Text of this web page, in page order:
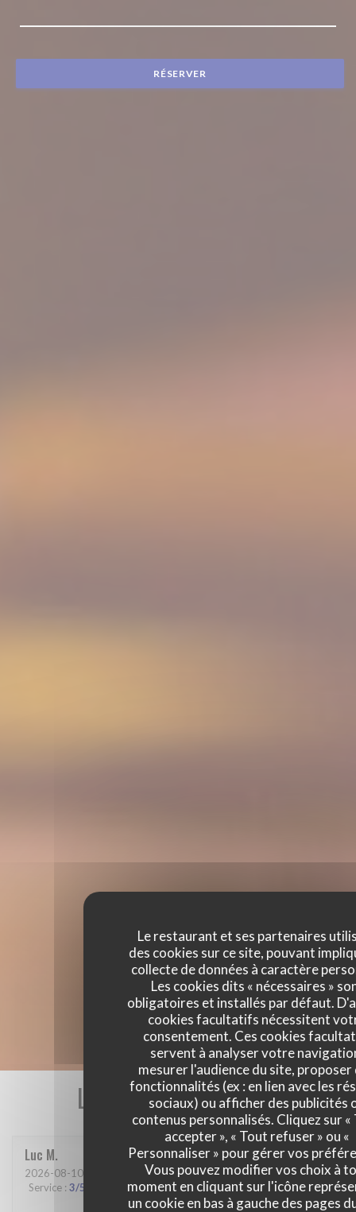
Le restaurant et ses partenaires
des cookies sur ce site, pouvant
collecte de données à caractère
Les cookies dits « nécessaires »
obligatoires et installés par défaut.
cookies facultatifs nécessitent
consentement. Ces cookies
servent à analyser votre
mesurer l'audience du site, proposer
fonctionnalités (ex : en lien avec les
sociaux) ou afficher des publicités
contenus personnalisés. Cliquez sur «
accepter », « Tout refuser » ou «
Personnaliser » pour gérer vos
Vous pouvez modifier vos choix à
moment en cliquant sur l'icône
un cookie en bas à gauche des pages
RÉSERVER
Les avis de nos clients
Luc M
2026-08-10 - 12:30 - Couverts 2
Service : 3/5 Ambiance:4/5 Cuisine : 3/5 Qualité / Prix:3/5